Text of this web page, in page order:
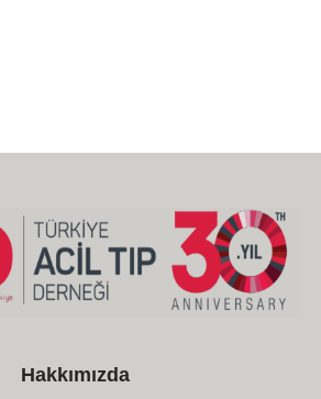
Hakkımızda